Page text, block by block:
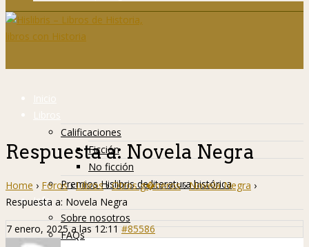
Inicio
Libros
Calificaciones
Ficción
No ficción
Premios Hislibris de literatura histórica
Info
Sobre nosotros
FAQs
Respuesta a: Novela Negra
Home › Foros › Libros › Otros g�neros › Novela Negra ›
Respuesta a: Novela Negra
7 enero, 2025 a las 12:11 #85586